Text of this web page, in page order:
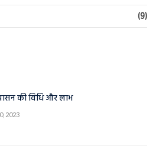
(9)
की विधि और लाभ
2023